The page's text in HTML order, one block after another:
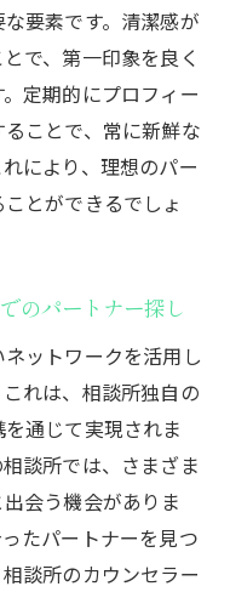
要素です。清潔感が
で、第一印象を良く
定期的にプロフィー
ことで、常に新鮮な
により、理想のパー
とができるでしょ
のパートナー探し
ットワークを活用し
れは、相談所独自の
通じて実現されま
談所では、さまざま
会う機会がありま
たパートナーを見つ
談所のカウンセラー